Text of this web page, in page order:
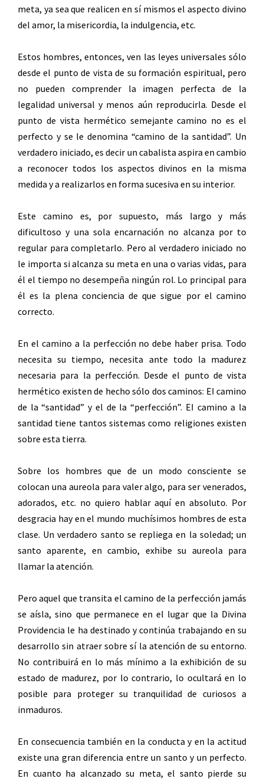
meta, ya sea que realicen en sí mismos el aspecto divino
del amor, la misericordia, la indulgencia, etc.
Estos hombres, entonces, ven las leyes universales sólo
desde el punto de vista de su formación espiritual, pero
no pueden comprender la imagen perfecta de la
legalidad universal y menos aún reproducirla. Desde el
punto de vista hermético semejante camino no es el
perfecto y se le denomina “camino de la santidad”. Un
verdadero iniciado, es decir un cabalista aspira en cambio
a reconocer todos los aspectos divinos en la misma
medida y a realizarlos en forma sucesiva en su interior.
Este camino es, por supuesto, más largo y más
dificultoso y una sola encarnación no alcanza por to
regular para completarlo. Pero al verdadero iniciado no
le importa si alcanza su meta en una o varias vidas, para
él el tiempo no desempeña ningún rol. Lo principal para
él es la plena conciencia de que sigue por el camino
correcto.
En el camino a la perfección no debe haber prisa. Todo
necesita su tiempo, necesita ante todo la madurez
necesaria para la perfección. Desde el punto de vista
hermético existen de hecho sólo dos caminos: EI camino
de la “santidad” y el de la “perfección”. EI camino a la
santidad tiene tantos sistemas como religiones existen
sobre esta tierra.
Sobre los hombres que de un modo consciente se
colocan una aureola para valer algo, para ser venerados,
adorados, etc. no quiero hablar aquí en absoluto. Por
desgracia hay en el mundo muchísimos hombres de esta
clase. Un verdadero santo se repliega en la soledad; un
santo aparente, en cambio, exhibe su aureola para
llamar la atención.
Pero aquel que transita el camino de la perfección jamás
se aísla, sino que permanece en el lugar que la Divina
Providencia le ha destinado y continúa trabajando en su
desarrollo sin atraer sobre sí la atención de su entorno.
No contribuirá en lo más mínimo a la exhibición de su
estado de madurez, por lo contrario, lo ocultará en lo
posible para proteger su tranquilidad de curiosos a
inmaduros.
En consecuencia también en la conducta y en la actitud
existe una gran diferencia entre un santo y un perfecto.
En cuanto ha alcanzado su meta, el santo pierde su